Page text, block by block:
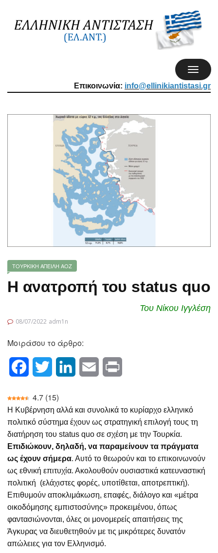
Επικοινωνία: info@ellinikiantistasi.gr
ΤΟΥΡΚΙΚΗ ΑΠΕΙΛΗ ΑΟΖ
Η ανατροπή του status quo
Του Νίκου Ιγγλέση
08/07/2022 adm1n
Μοιράσου το άρθρο:
FacebookTwitter LinkedIn Email
4.7 (15)
Η Κυβέρνηση αλλά και συνολικά το κυρίαρχο ελληνικό
πολιτικό σύστημα έχουν ως στρατηγική επιλογή τους τη
διατήρηση του status quo σε σχέση με την Τουρκία.
Επιδιώκουν, δηλαδή, να παραμείνουν τα πράγματα
ως έχουν σήμερα. Αυτό το θεωρούν και το επικοινωνούν
ως εθνική επιτυχία. Ακολουθούν ουσιαστικά κατευναστική
πολιτική (ελάχιστες φορές, υποτίθεται, αποτρεπτική).
Επιθυμούν αποκλιμάκωση, επαφές, διάλογο και «μέτρα
οικοδόμησης εμπιστοσύνης» προκειμένου, όπως
φαντασιώνονται, όλες οι μονομερείς απαιτήσεις της
Άγκυρας να διευθετηθούν με τις μικρότερες δυνατόν
απώλειες για τον Ελληνισμό.